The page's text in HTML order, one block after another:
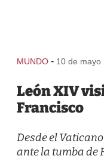
MUNDO - 10 de mayo
León XIV
Francisco
Desde el
ante la tumba de